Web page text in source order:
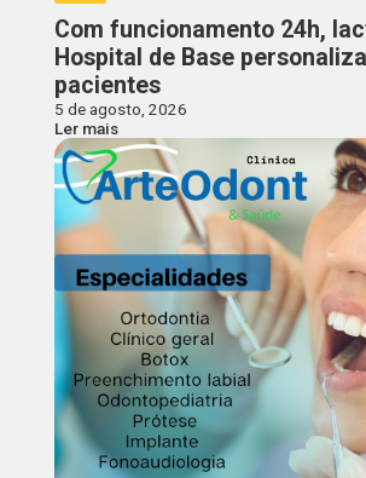
Com funcionamento 24h,
Hospital de Base
pacientes
5 de agosto, 2026
Ler mais